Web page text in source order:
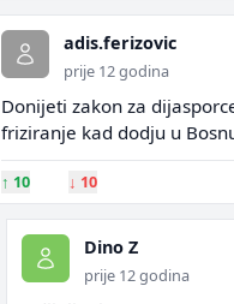
adis.ferizovic
prije 12 godina
Donijeti zakon za
friziranje kad dodju u
↑ 10 ↓ 10
Dino Z
prije 12 godina